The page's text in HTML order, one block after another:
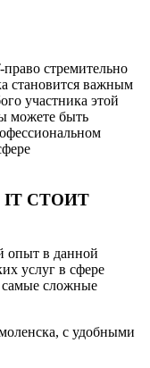
стремительно
становится важным
участника этой
можете быть
СТОИТ
опыт в данной
услуг в сфере
сложные
с удобными